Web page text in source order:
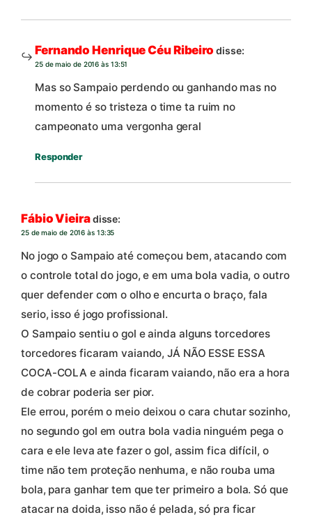
Fernando Henrique Céu Ribeiro disse:
25 de maio de 2016 às 13:51
Mas so Sampaio perdendo ou ganhando mas no
momento é so tristeza o time ta ruim no
campeonato uma vergonha geral
Responder
Fábio Vieiradisse:
25 de maio de 2016 às 13:35
No jogo o Sampaio até começou bem, atacando com
o controle total do jogo, e em uma bola vadia, o outro
quer defender com o olho e encurta o braço, fala
serio, isso é jogo profissional.
O Sampaio sentiu o gol e ainda alguns torcedores
torcedores ficaram vaiando, JÁ NÃO ESSE ESSA
COCA-COLA e ainda ficaram vaiando, não era a hora
de cobrar poderia ser pior.
Ele errou, porém o meio deixou o cara chutar sozinho,
no segundo gol em outra bola vadia ninguém pega o
cara e ele leva ate fazer o gol, assim fica difícil, o
time não tem proteção nenhuma, e não rouba uma
bola, para ganhar tem que ter primeiro a bola. Só que
atacar na doida, isso não é pelada, só pra ficar